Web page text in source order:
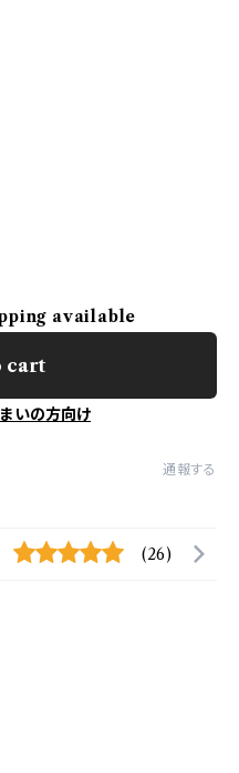
available
cart
いの方向け
通報する
(26)